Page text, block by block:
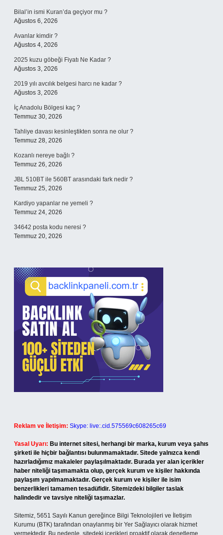
Bilal’in ismi Kuran’da geçiyor mu ?
Ağustos 6, 2026
Avanlar kimdir ?
Ağustos 4, 2026
2025 kuzu göbeği Fiyatı Ne Kadar ?
Ağustos 3, 2026
2019 yılı avcılık belgesi harcı ne kadar ?
Ağustos 3, 2026
İç Anadolu Bölgesi kaç ?
Temmuz 30, 2026
Tahliye davası kesinleştikten sonra ne olur ?
Temmuz 28, 2026
Kozanlı nereye bağlı ?
Temmuz 26, 2026
JBL 510BT ile 560BT arasındaki fark nedir ?
Temmuz 25, 2026
Kardiyo yapanlar ne yemeli ?
Temmuz 24, 2026
34642 posta kodu neresi ?
Temmuz 20, 2026
Reklam ve İletişim: Skype: live:.cid.575569c608265c69
Yasal Uyarı: Bu internet sitesi, herhangi bir marka, kurum veya şahıs
şirketi ile hiçbir bağlantısı bulunmamaktadır. Sitede yalnızca kendi
hazırladığımız makaleler paylaşılmaktadır. Burada yer alan içerikler
haber niteliği taşımamakta olup, gerçek kurum ve kişiler hakkında
paylaşım yapılmamaktadır. Gerçek kurum ve kişiler ile isim
benzerlikleri tamamen tesadüfidir. Sitemizdeki bilgiler taslak
halindedir ve tavsiye niteliği taşımazlar.
Sitemiz, 5651 Sayılı Kanun gereğince Bilgi Teknolojileri ve İletişim
Kurumu (BTK) tarafından onaylanmış bir Yer Sağlayıcı olarak hizmet
vermektedir. Bu nedenle, sitedeki içerikleri proaktif olarak denetleme